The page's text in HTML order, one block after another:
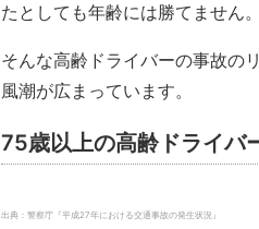
たとしても年齢には勝てません。
そんな高齢ドライバーの事故の
風潮が広まっています。
75歳以上の高齢ドライバ
出典：警察庁『平成27年における交通事故の発生状況』